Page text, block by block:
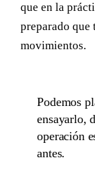
que en la
preparado que
movimientos.
Podemos
ensayarlo,
operación
antes.